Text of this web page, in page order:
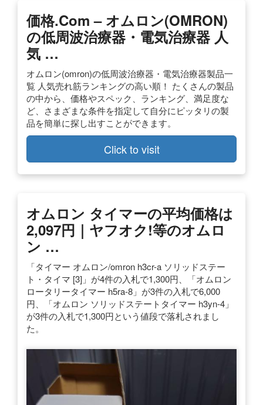
価格.com – オムロン(OMRON)
の低周波治療器・電気治療器 人
気 …
オムロン(omron)の低周波治療器・電気治療器製品一
覧 人気売れ筋ランキングの高い順！ たくさんの製品
の中から、価格やスペック、ランキング、満足度な
ど、さまざまな条件を指定して自分にピッタリの製
品を簡単に探し出すことができます。
Click to visit
オムロン タイマーの平均価格は
2,097円｜ヤフオク!等のオムロ
ン …
「タイマー オムロン/omron h3cr-a ソリッドステー
ト・タイマ [3]」が4件の入札で1,300円、「オムロン
ロータリータイマー h5ra-8」が3件の入札で6,000
円、「オムロン ソリッドステートタイマー h3yn-4」
が3件の入札で1,300円という値段で落札されまし
た。